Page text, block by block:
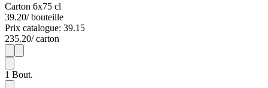
Carton 6x75 cl
39.20/ bouteille
Prix catalogue: 39.15
235.20/ carton
1
1 Bout.